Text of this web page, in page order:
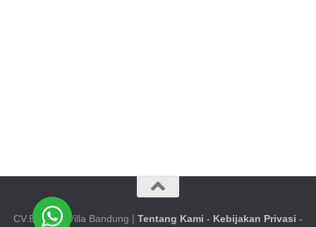
CV.Booking Villa Bandung | Tentang Kami - Kebijakan Privasi -